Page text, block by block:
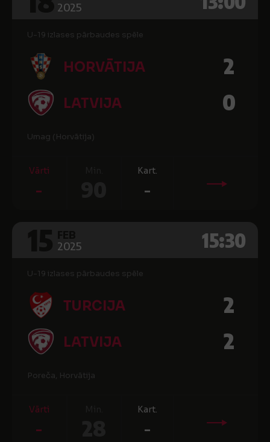
2025
U-19 izlases pārbaudes spēle
HORVĀTIJA 2
LATVIJA 0
Umag (Horvātija)
Vārti
-
Kart.
-
2025 15:30
U-19 izlases pārbaudes spēle
TURCIJA 2
LATVIJA 2
Poreča, Horvātija
Vārti
-
Kart.
-